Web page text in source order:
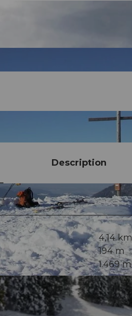
Description
4,14 km
194 m
1.469 m